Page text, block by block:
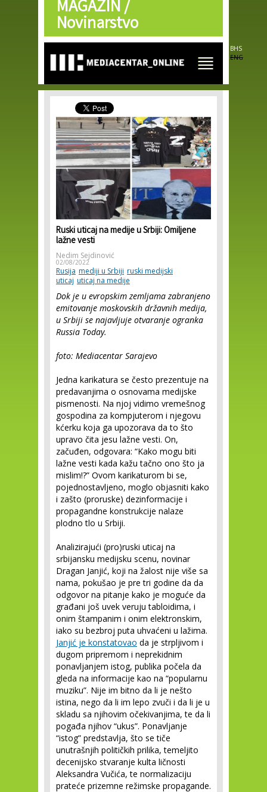
Skip to
main
content
MAGAZIN /
Novinarstvo
BHS
ENG
Ruski uticaj na medije u Srbiji: Omiljene
lažne vesti
Nedim Sejdinović
02/08/2022
Rusija mediji u Srbiji ruski medijski
uticaj uticaj na medije
Dok je u evropskim zemljama zabranjeno
emitovanje moskovskih državnih medija,
u Srbiji se najavljuje otvaranje ogranka
Russia Today.
foto: Mediacentar Sarajevo
Jedna karikatura se često prezentuje na
predavanjima o osnovama medijske
pismenosti. Na njoj vidimo vremešnog
gospodina za kompjuterom i njegovu
kćerku koja ga upozorava da to što
upravo čita jesu lažne vesti. On,
začuđen, odgovara: “Kako mogu biti
lažne vesti kada kažu tačno ono što ja
mislim!?” Ovom karikaturom bi se,
pojednostavljeno, moglo objasniti kako
i zašto (proruske) dezinformacije i
propagandne konstrukcije nalaze
plodno tlo u Srbiji.
Analizirajući (pro)ruski uticaj na
srbijansku medijsku scenu, novinar
Dragan Janjić, koji na žalost nije više sa
nama, pokušao je pre tri godine da da
odgovor na pitanje kako je moguće da
građani još uvek veruju tabloidima, i
onim štampanim i onim elektronskim,
iako su bezbroj puta uhvaćeni u lažima.
Janjić je konstatovao da je strpljivom i
dugom pripremom i neprekidnim
ponavljanjem istog, publika počela da
gleda na informacije kao na “popularnu
muziku”. Nije im bitno da li je nešto
istina, nego da li im lepo zvuči i da li je u
skladu sa njihovim očekivanjima, te da li
pogađa njihov “ukus”. Ponavljanje
“istog” predstavlja, što se tiče
unutrašnjih političkih prilika, temeljito
decenijsko stvaranje kulta ličnosti
Aleksandra Vučića, te normalizaciju
prateće prizemne režimske propagande.